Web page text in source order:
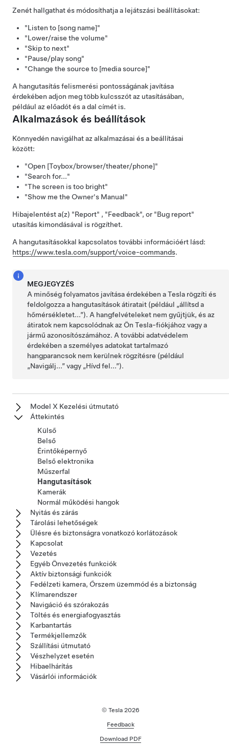
Zenét hallgathat és módosíthatja a lejátszási beállításokat:
"Listen to [song name]"
"Lower/raise the volume"
"Skip to next"
"Pause/play song"
"Change the source to [media source]"
A hangutasítás felismerési pontosságának javítása
érdekében adjon meg több kulcsszót az utasításában,
például az előadót és a dal címét is.
Alkalmazások és beállítások
Könnyedén navigálhat az alkalmazásai és a beállításai
között:
"Open [Toybox/browser/theater/phone]"
"Search for..."
"The screen is too bright"
"Show me the Owner's Manual"
Hibajelentést a(z) "Report" , "Feedback", or "Bug report"
utasítás kimondásával is rögzíthet.
A hangutasításokkal kapcsolatos további információért lásd:
https://www.tesla.com/support/voice-commands.
MEGJEGYZÉS
A minőség folyamatos javítása érdekében a Tesla rögzíti és
feldolgozza a hangutasítások átiratait (például „állítsd a
hőmérsékletet...”). A hangfelvételeket nem gyűjtjük, és az
átiratok nem kapcsolódnak az Ön Tesla-fiókjához vagy a
jármű azonosítószámához. A további adatvédelem
érdekében a személyes adatokat tartalmazó
hangparancsok nem kerülnek rögzítésre (például
„Navigálj...” vagy „Hívd fel...”).
Model X Kezelési útmutató
Áttekintés
Külső
Belső
Érintőképernyő
Belső elektronika
Műszerfal
Hangutasítások
Kamerák
Normál működési hangok
Nyitás és zárás
Tárolási lehetőségek
Ülésre és biztonságra vonatkozó korlátozások
Kapcsolat
Vezetés
Egyéb Önvezetés funkciók
Aktív biztonsági funkciók
Fedélzeti kamera, Őrszem üzemmód és a biztonság
Klímarendszer
Navigáció és szórakozás
Töltés és energiafogyasztás
Karbantartás
Termékjellemzők
Szállítási útmutató
Vészhelyzet esetén
Hibaelhárítás
Vásárlói információk
© Tesla 2026
Feedback
Download PDF